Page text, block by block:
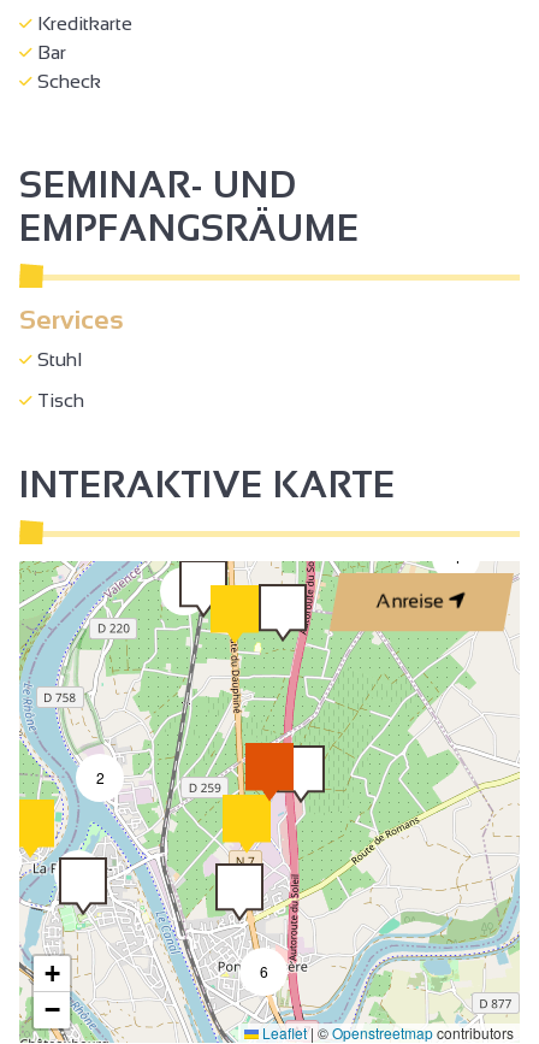
Kreditkarte
Bar
Scheck
SEMINAR- UND
EMPFANGSRÄUME
Services
Stuhl
Tisch
INTERAKTIVE KARTE
Anreise
4
2
6
+
−
Leaflet | ©Openstreetmapcontributors